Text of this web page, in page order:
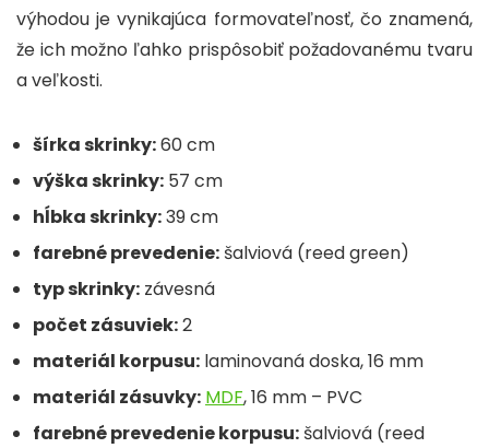
výhodou je vynikajúca formovateľnosť, čo znamená,
že ich možno ľahko prispôsobiť požadovanému tvaru
a veľkosti.
šírka skrinky:60 cm
výška skrinky: 57 cm
hĺbka skrinky:39 cm
farebné prevedenie: šalviová (reed green)
typ skrinky: závesná
počet zásuviek:2
materiál korpusu: laminovaná doska, 16 mm
materiál zásuvky: MDF, 16 mm – PVC
farebné prevedenie korpusu: šalviová (reed